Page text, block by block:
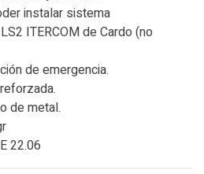
instalar sistema
ITERCOM de Cardo (no
de emergencia.
de metal.
22.06